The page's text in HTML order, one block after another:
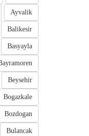
Ayvalik
Balikesir
Basyayla
Beysehir
Bogazkale
Bozdogan
Bulancak